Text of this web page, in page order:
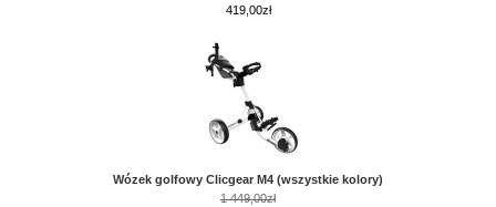
419,00zł
Wózek golfowy Clicgear M4 (wszystkie kolory)
1 449,00zł